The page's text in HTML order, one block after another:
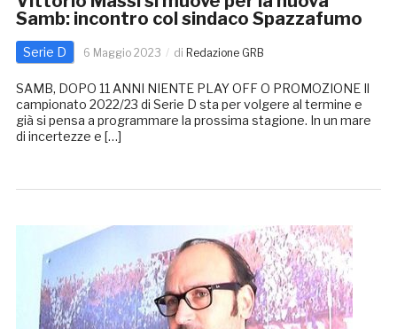
Samb: incontro col sindaco Spazzafumo
Serie D 6 Maggio 2023 di Redazione GRB
SAMB, DOPO 11 ANNI NIENTE PLAY OFF O PROMOZIONE Il
campionato 2022/23 di Serie D sta per volgere al termine e
già si pensa a programmare la prossima stagione. In un mare
di incertezze e […]